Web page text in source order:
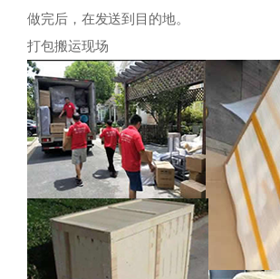
做完后，在发送到目的地。
打包搬运现场